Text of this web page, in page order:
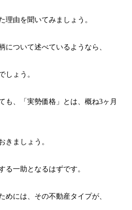
理由を聞いてみましょう。
について述べているようなら、
しょう。
も、「実勢価格」とは、概ね3ヶ月
きましょう。
る一助となるはずです。
めには、その不動産タイプが、